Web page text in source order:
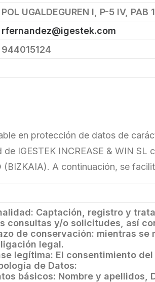
POL UGALDEGUREN I, P-5 IV,
rfernandez@igestek.com
944015124
en protección de datos de
IGESTEK INCREASE & WIN
(BIZKAIA). A continuación, se
Captación, registro y
consultas y/o solicitudes, así
de conservación: mientras
legal.
legítima: El consentimiento
de Datos:
básicos: Nombre y apellidos,